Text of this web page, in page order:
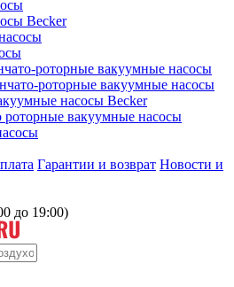
Becker
роторные вакуумные насосы
роторные вакуумные насосы
насосы Becker
роторные вакуумные насосы
Гарантии и возврат Новости и
до 19:00)